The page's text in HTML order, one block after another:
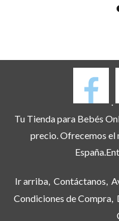
.
Tu Tienda para Bebés
precio. Ofrecemos el
Ir arriba Contáctanos
Condiciones de Compra